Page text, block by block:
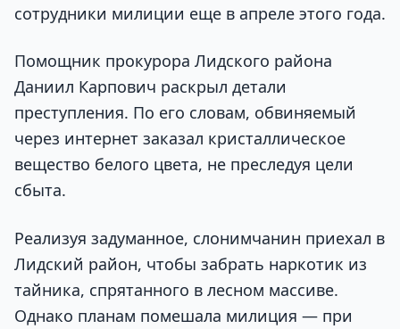
сотрудники милиции еще в апреле этого года.
Помощник прокурора Лидского района
Даниил Карпович раскрыл детали
преступления. По его словам, обвиняемый
через интернет заказал кристаллическое
вещество белого цвета, не преследуя цели
сбыта.
Реализуя задуманное, слонимчанин приехал в
Лидский район, чтобы забрать наркотик из
тайника, спрятанного в лесном массиве.
Однако планам помешала милиция — при